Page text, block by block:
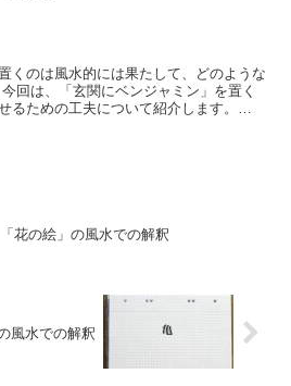
くのは風水的には果たして、どのような
回は、「玄関にベンジャミン」を置く
るための工夫について紹介します。
「花の絵」の風水での解釈
風水での解釈